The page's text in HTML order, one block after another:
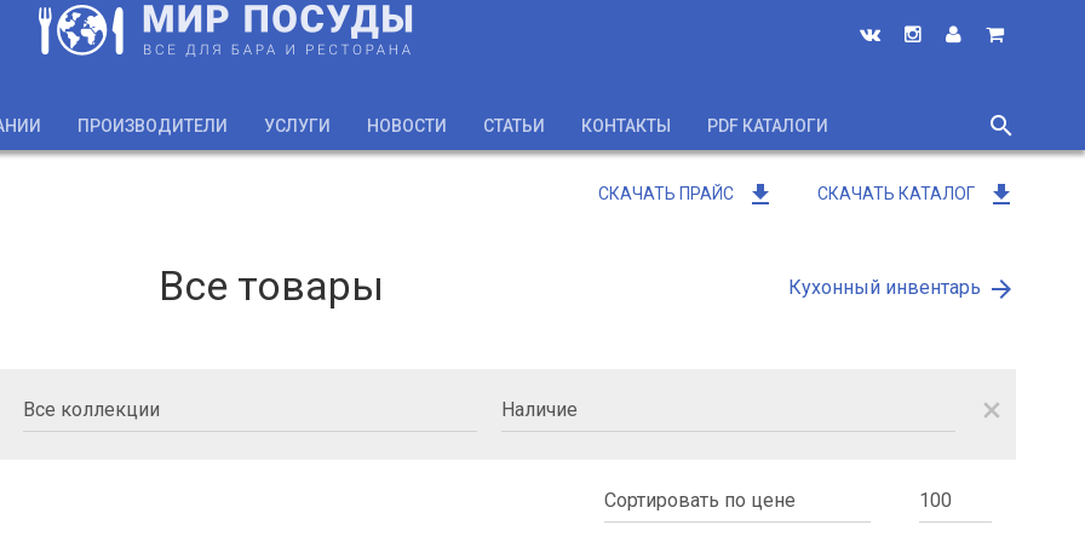
ПРОИЗВОДИТЕЛИ УСЛУГИ НОВОСТИ СТАТЬИ КОНТАКТЫ PDF КАТАЛОГИ
search
close
СКАЧАТЬ ПРАЙС get_app СКАЧАТЬ КАТАЛОГ get_app
Все товары Кухонный инвентарь arrow_forward
close